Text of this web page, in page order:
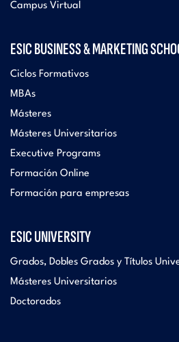
Campus Virtual
ESIC BUSINESS & MARKETING
Ciclos Formativos
MBAs
Másteres
Másteres Universitarios
Executive Programs
Formación Online
Formación para empresas
ESIC UNIVERSITY
Grados, Dobles Grados y Títulos
Másteres Universitarios
Doctorados